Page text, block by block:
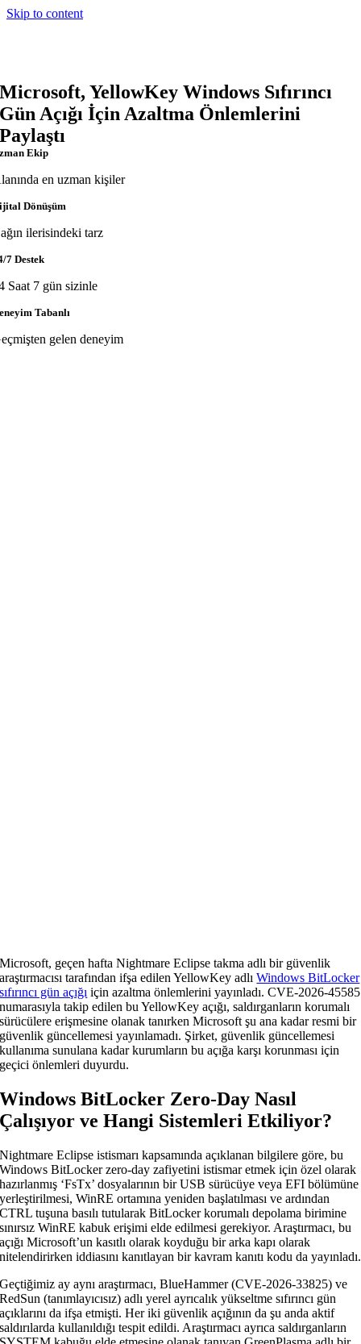
Skip to content
Microsoft, YellowKey Windows Sıfırıncı
Gün Açığı İçin Azaltma Önlemlerini
Paylaştı
Ekip
en uzman kişiler
Dönüşüm
ilerisindeki tarz
7 Destek
Saat 7 gün sizinle
Tabanlı
gelen deneyim
Microsoft, geçen hafta Nightmare Eclipse takma adlı bir güvenlik
araştırmacısı tarafından ifşa edilen YellowKey adlıWindows BitLocker
sıfırıncı gün açığı için azaltma önlemlerini yayınladı. CVE-2026-45585
numarasıyla takip edilen bu YellowKey açığı, saldırganların korumalı
sürücülere erişmesine olanak tanırken Microsoft şu ana kadar resmi bir
güvenlik güncellemesi yayınlamadı. Şirket, güvenlik güncellemesi
kullanıma sunulana kadar kurumların bu açığa karşı korunması için
geçici önlemleri duyurdu.
Windows BitLocker Zero-Day Nasıl
Çalışıyor ve Hangi Sistemleri Etkiliyor?
Nightmare Eclipse istismarı kapsamında açıklanan bilgilere göre, bu
Windows BitLocker zero-day zafiyetini istismar etmek için özel olarak
hazırlanmış ‘FsTx’ dosyalarının bir USB sürücüye veya EFI bölümüne
yerleştirilmesi, WinRE ortamına yeniden başlatılması ve ardından
CTRL tuşuna basılı tutularak BitLocker korumalı depolama birimine
sınırsız WinRE kabuk erişimi elde edilmesi gerekiyor. Araştırmacı, bu
açığı Microsoft’un kasıtlı olarak koyduğu bir arka kapı olarak
nitelendirirken iddiasını kanıtlayan bir kavram kanıtı kodu da yayınladı.
Geçtiğimiz ay aynı araştırmacı, BlueHammer (CVE-2026-33825) ve
RedSun (tanımlayıcısız) adlı yerel ayrıcalık yükseltme sıfırıncı gün
açıklarını da ifşa etmişti. Her iki güvenlik açığının da şu anda aktif
saldırılarda kullanıldığı tespit edildi. Araştırmacı ayrıca saldırganların